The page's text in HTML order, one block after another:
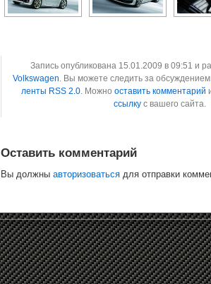
Запись опубликована 15.01.2009 в 09:51 и
Volkswagen. Вы можете следить за
ленты RSS 2.0. Можно оставить комментарий
ссылку с вашего сайта.
Оставить комментарий
Вы должны авторизоваться для отправки